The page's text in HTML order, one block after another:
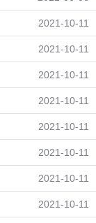
2021-10-11
2021-10-11
2021-10-11
2021-10-11
2021-10-11
2021-10-11
2021-10-11
2021-10-11